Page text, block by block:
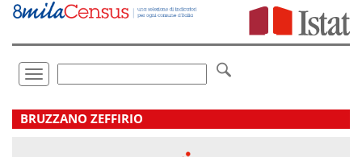
Vai
direttamente
Toggle
navigation
.
BRUZZANO ZEFFIRIO